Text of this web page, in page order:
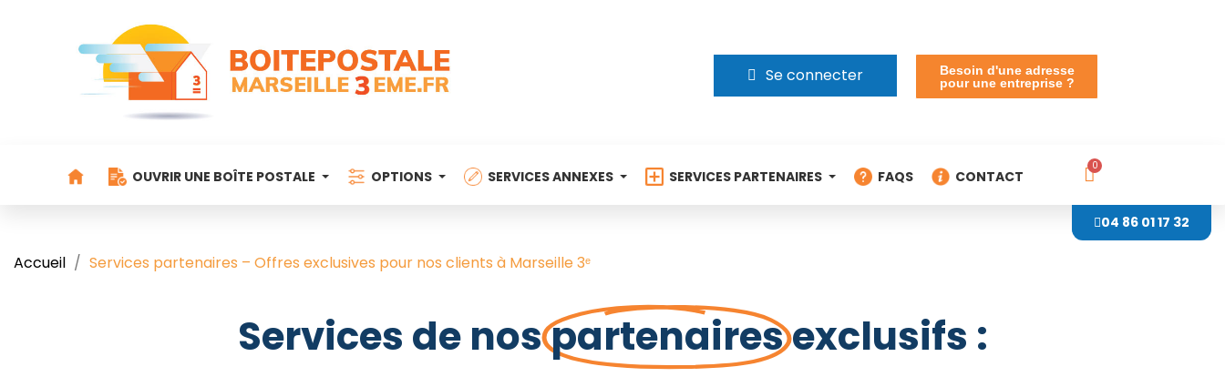
Se connecter
Besoin d'une adresse
pour une entreprise ?
OUVRIR UNE BOÎTE POSTALE OPTIONS SERVICES ANNEXES SERVICES PARTENAIRES FAQS CONTACT
04 86 01 17 32
Accueil Services partenaires – Offres exclusives pour nos clients à Marseille 3ᵉ
Services de nospartenairesexclusifs :